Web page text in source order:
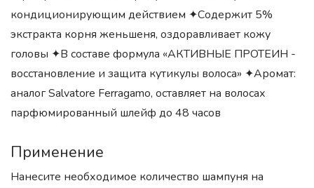
кондиционирующим действием ✦Содержит 5%
экстракта корня женьшеня, оздоравливает кожу
головы ✦В составе формула «АКТИВНЫЕ ПРОТЕИН -
восстановление и защита кутикулы волоса» ✦Аромат:
аналог Salvatore Ferragamo, оставляет на волосах
парфюмированный шлейф до 48 часов
Применение
Нанесите необходимое количество шампуня на